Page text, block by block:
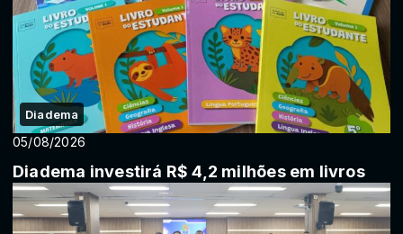
Diadema
05/08/2026
Diadema investirá R$ 4,2 milhões em livros